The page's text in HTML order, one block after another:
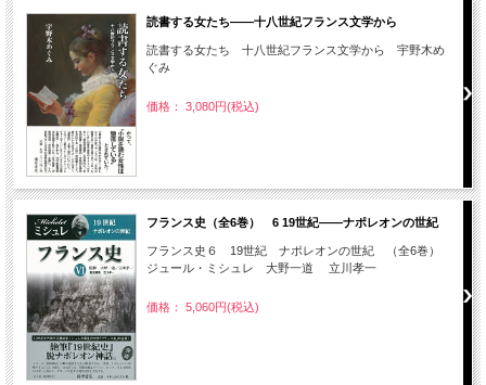
読書する女たち――十八世紀フランス文学から
読書する女たち 十八世紀フランス文学から 宇野木め
ぐみ
価格： 3,080円(税込)
フランス史（全6巻） 6 19世紀――ナポレオンの世紀
フランス史６ 19世紀 ナポレオンの世紀 （全6巻）
ジュール・ミシュレ 大野一道 立川孝一
価格： 5,060円(税込)